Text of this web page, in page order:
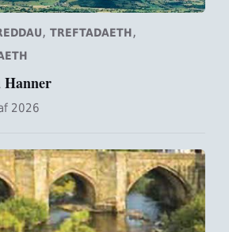
, TREFTADAETH,
Hanner
2026